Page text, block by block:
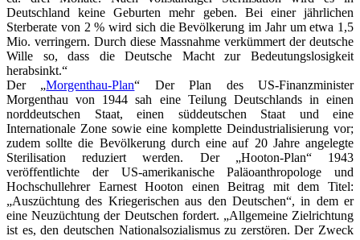
Deutschland keine Geburten mehr geben. Bei einer jährlichen
Sterberate von 2 % wird sich die Bevölkerung im Jahr um etwa 1,5
Mio. verringern. Durch diese Massnahme verkümmert der deutsche
Wille so, dass die Deutsche Macht zur Bedeutungslosigkeit
herabsinkt.“
Der „Morgenthau-Plan“ Der Plan des US-Finanzminister
Morgenthau von 1944 sah eine Teilung Deutschlands in einen
norddeutschen Staat, einen süddeutschen Staat und eine
Internationale Zone sowie eine komplette Deindustrialisierung vor;
zudem sollte die Bevölkerung durch eine auf 20 Jahre angelegte
Sterilisation reduziert werden. Der „Hooton-Plan“ 1943
veröffentlichte der US-amerikanische Paläoanthropologe und
Hochschullehrer Earnest Hooton einen Beitrag mit dem Titel:
„Auszüchtung des Kriegerischen aus den Deutschen“, in dem er
eine Neuzüchtung der Deutschen fordert. „Allgemeine Zielrichtung
ist es, den deutschen Nationalsozialismus zu zerstören. Der Zweck